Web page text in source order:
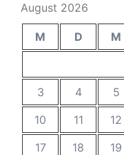
August 2026
M D M
3
4 5
10
11 12
17
18 19